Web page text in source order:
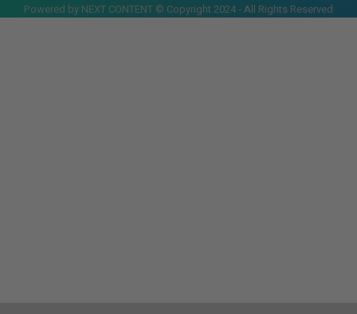
Powered by NEXT CONTENT © Copyright 2024 - All Rights Reserved